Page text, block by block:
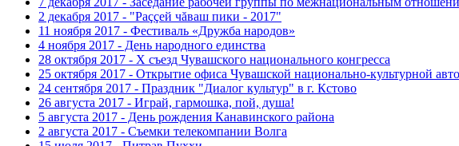
2 декабря 2017 - "Раççей чăваш пики - 2017"
11 ноября 2017 - Фестиваль «Дружба народов»
4 ноября 2017 - День народного единства
28 октября 2017 - Х съезд Чувашского национального конгресса
25 октября 2017 - Открытие офиса Чувашской национально-культурной
24 сентября 2017 - Праздник "Диалог культур" в г. Кстово
26 августа 2017 - Играй, гармошка, пой, душа!
5 августа 2017 - День рождения Канавинского района
2 августа 2017 - Съемки телекомпании Волга